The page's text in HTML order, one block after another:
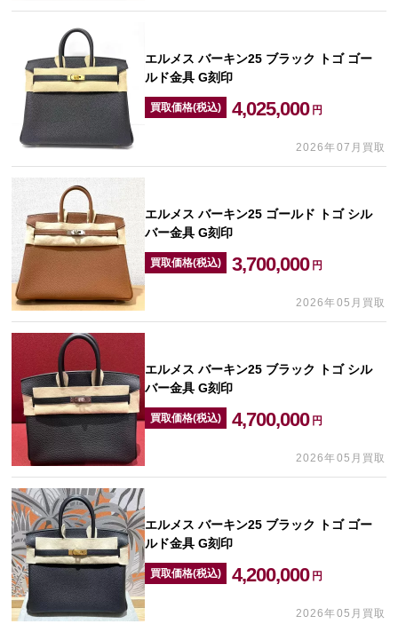
エルメス バーキン25 ブラック トゴ ゴー
ルド金具 G刻印
買取価格(税込) 4,025,000 円
2026年07月買取
エルメス バーキン25 ゴールド トゴ シル
バー金具 G刻印
買取価格(税込) 3,700,000 円
2026年05月買取
エルメス バーキン25 ブラック トゴ シル
バー金具 G刻印
買取価格(税込) 4,700,000 円
2026年05月買取
エルメス バーキン25 ブラック トゴ ゴー
ルド金具 G刻印
買取価格(税込) 4,200,000 円
2026年05月買取